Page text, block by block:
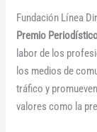
Fundación Línea
Premio
labor de los
los medios de
tráfico y
valores como la